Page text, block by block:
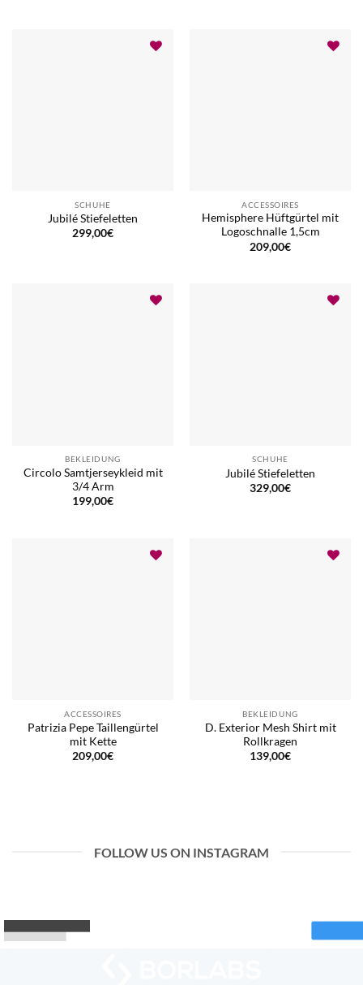
SCHUHE
Jubilé Stiefeletten
299,00€
ACCESSOIRES
Hemisphere Hüftgürtel mit
Logoschnalle 1,5cm
209,00€
BEKLEIDUNG
Circolo Samtjerseykleid mit
3/4 Arm
199,00€
SCHUHE
Jubilé Stiefeletten
329,00€
ACCESSOIRES
Patrizia Pepe Taillengürtel
mit Kette
209,00€
BEKLEIDUNG
D. Exterior Mesh Shirt mit
Rollkragen
139,00€
FOLLOW US ON INSTAGRAM